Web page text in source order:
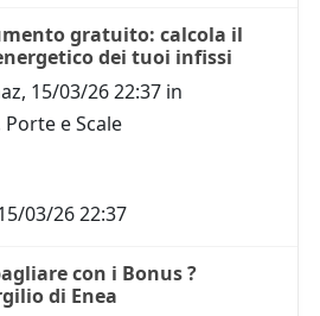
gratuito: calcola il
dei tuoi infissi
, 15/03/26 22:37 in
e Scale
03/26 22:37
con i Bonus ?
di Enea